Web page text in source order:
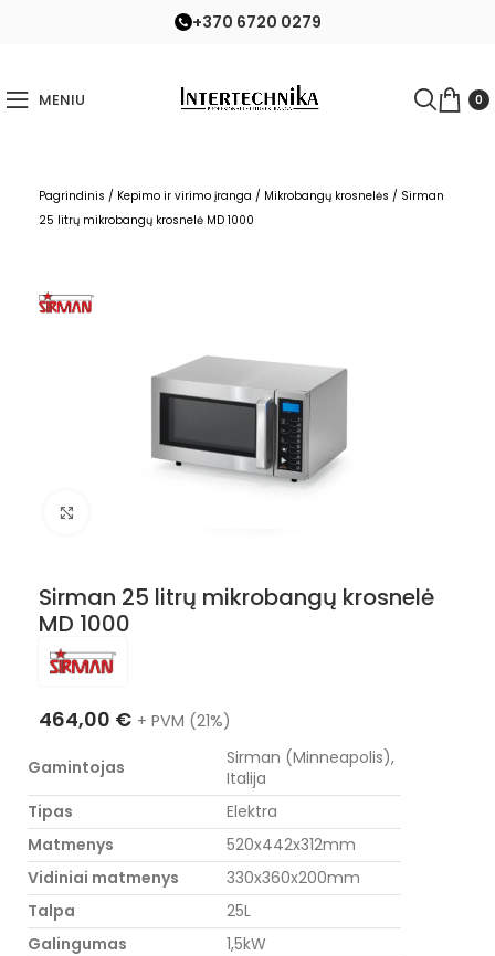
+370 6720 0279
MENIU 0
Pagrindinis / Kepimo ir virimo įranga / Mikrobangų krosnelės / Sirman
25 litrų mikrobangų krosnelė MD 1000
Sirman 25 litrų mikrobangų krosnelė
MD 1000
464,00 € + PVM (21%)
Gamintojas
Sirman (Minneapolis),
Italija
Tipas
Elektra
Matmenys
520x442x312mm
Vidiniai matmenys
330x360x200mm
Talpa
25L
Galingumas
1,5kW